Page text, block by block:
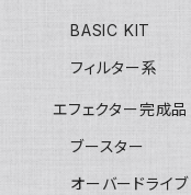
BASIC KIT
フィルター系
エフェクター完成品
ブースター
オーバードライブ